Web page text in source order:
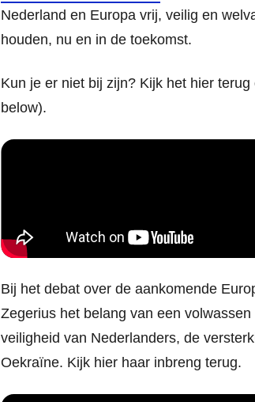
Nederland en Europa vrij, veilig en
houden, nu en in de toekomst.
Kun je er niet bij zijn? Kijk het hier
below).
Bij het debat over de aankomende
Zegerius het belang van een
veiligheid van Nederlanders, de
Oekraïne. Kijk hier haar inbreng terug.